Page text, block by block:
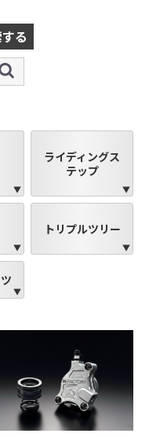
る
ライディングス
テップ
トリプルツリー
付けイメージをわ
車両に装着した写